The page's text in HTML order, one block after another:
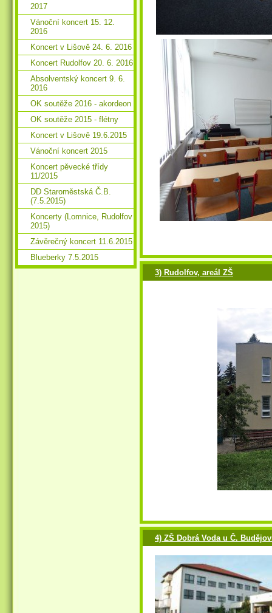
3) Rudolfov, areál ZŠ
4) ZŠ Dobrá Voda u Č.
2017
Vánoční koncert 15. 12.
2016
Koncert v Lišově 24. 6. 2016
Koncert Rudolfov 20. 6. 2016
Absolventský koncert 9. 6.
2016
OK soutěže 2016 - akordeon
OK soutěže 2015 - flétny
Koncert v Lišově 19.6.2015
Vánoční koncert 2015
Koncert pěvecké třídy
11/2015
DD Staroměstská Č.B.
(7.5.2015)
Koncerty (Lomnice, Rudolfov
2015)
Závěrečný koncert 11.6.2015
Blueberky 7.5.2015